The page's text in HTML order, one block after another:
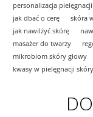
personalizacja pielęgnacji
jak dbać o cerę
skóra
jak nawilżyć skórę
masażer do twarzy
mikrobiom skóry głowy
kwasy w pielęgnacji skóry